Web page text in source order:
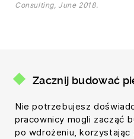
Consulting, June 2018.
Zacznij budować
Nie potrzebujesz
pracownicy mogli zacząć
po wdrożeniu,